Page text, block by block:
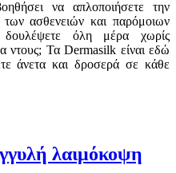
να απλοποιήσετε την
των ασθενειών και παρόμοιων
όλη μέρα χωρίς
ντους; Τα Dermasilk είναι εδώ
άνετα και δροσερά σε κάθε
λαιμόκοψη